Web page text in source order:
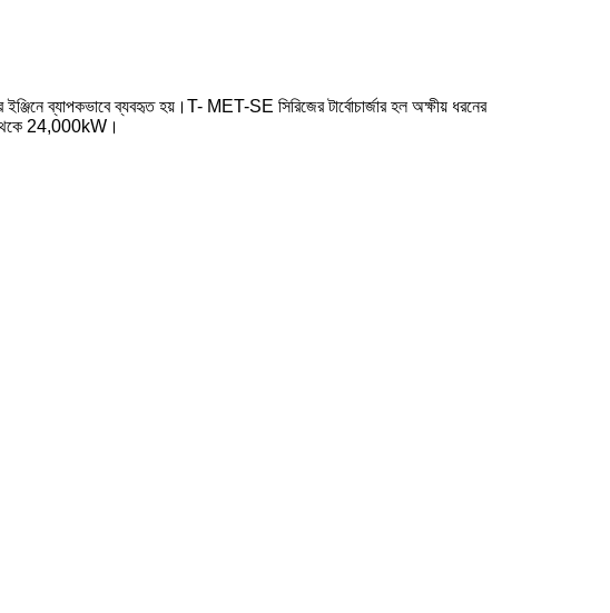
ব্যাপকভাবে ব্যবহৃত হয়।T- MET-SE সিরিজের টার্বোচার্জার হল অক্ষীয় ধরনের
থেকে 24,000kW।